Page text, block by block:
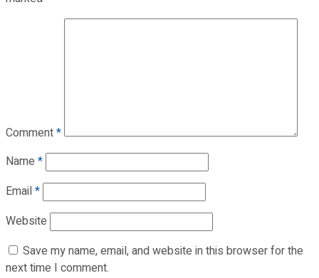
Comment*
Name *
Email*
Website
Save my name, email, and website in this browser for the
next time I comment.